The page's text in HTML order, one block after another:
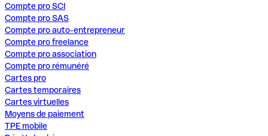
Compte pro SCI
Compte pro SAS
Compte pro auto-entrepreneur
Compte pro freelance
Compte pro association
Compte pro rémunéré
Cartes pro
Cartes temporaires
Cartes virtuelles
Moyens de paiement
TPE mobile